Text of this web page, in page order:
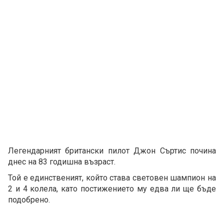
Легендарният британски пилот Джон Съртис почина
днес на 83 годишна възраст.
Той е единственият, който става световен шампион на
2 и 4 колела, като постижението му едва ли ще бъде
подобрено.